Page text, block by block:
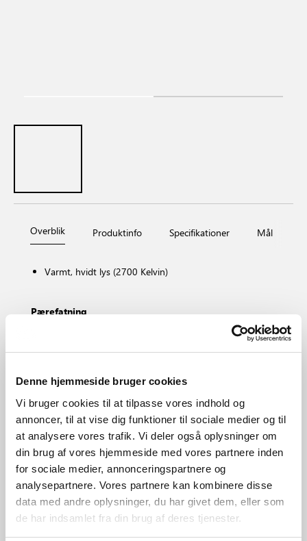
Denne hjemmeside bruger cookies
Vi bruger cookies til at tilpasse vores indhold og
annoncer, til at vise dig funktioner til sociale medier og til
at analysere vores trafik. Vi deler også oplysninger om
din brug af vores hjemmeside med vores partnere inden
for sociale medier, annonceringspartnere og
analysepartnere. Vores partnere kan kombinere disse
data med andre oplysninger, du har givet dem, eller som
de har indsamlet fra din brug af deres tjenester.
Overblik Produktinfo Specifikationer Mål
Varmt, hvidt lys (2700 Kelvin)
Pærefatning
Farvetemperatur (K)
Lysstyrke (lumen)
450.0
Område
Forskelligt (afhænger af placering)
Primært materiale
Glas